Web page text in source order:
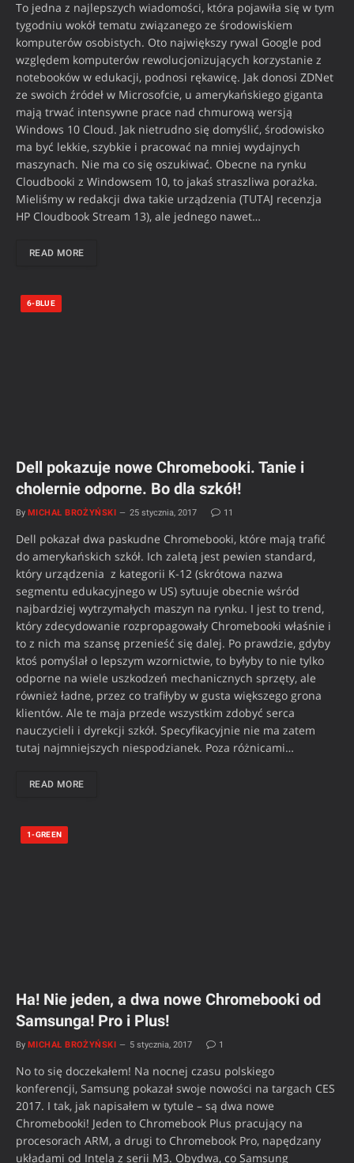
To jedna z najlepszych wiadomości, która pojawiła się w tym
tygodniu wokół tematu związanego ze środowiskiem
komputerów osobistych. Oto największy rywal Google pod
względem komputerów rewolucjonizujących korzystanie z
notebooków w edukacji, podnosi rękawicę. Jak donosi ZDNet
ze swoich źródeł w Microsofcie, u amerykańskiego giganta
mają trwać intensywne prace nad chmurową wersją
Windows 10 Cloud. Jak nietrudno się domyślić, środowisko
ma być lekkie, szybkie i pracować na mniej wydajnych
maszynach. Nie ma co się oszukiwać. Obecne na rynku
Cloudbooki z Windowsem 10, to jakaś straszliwa porażka.
Mieliśmy w redakcji dwa takie urządzenia (TUTAJ recenzja
HP Cloudbook Stream 13), ale jednego nawet…
READ MORE
6-BLUE
Dell pokazuje nowe Chromebooki. Tanie i
cholernie odporne. Bo dla szkół!
By MICHAŁ BROŻYŃSKI 25 stycznia, 2017 11
Dell pokazał dwa paskudne Chromebooki, które mają trafić
do amerykańskich szkół. Ich zaletą jest pewien standard,
który urządzenia z kategorii K-12 (skrótowa nazwa
segmentu edukacyjnego w US) sytuuje obecnie wśród
najbardziej wytrzymałych maszyn na rynku. I jest to trend,
który zdecydowanie rozpropagowały Chromebooki właśnie i
to z nich ma szansę przenieść się dalej. Po prawdzie, gdyby
ktoś pomyślał o lepszym wzornictwie, to byłyby to nie tylko
odporne na wiele uszkodzeń mechanicznych sprzęty, ale
również ładne, przez co trafiłyby w gusta większego grona
klientów. Ale te maja przede wszystkim zdobyć serca
nauczycieli i dyrekcji szkół. Specyfikacyjnie nie ma zatem
tutaj najmniejszych niespodzianek. Poza różnicami…
READ MORE
1-GREEN
Ha! Nie jeden, a dwa nowe Chromebooki od
Samsunga! Pro i Plus!
By MICHAŁ BROŻYŃSKI 5 stycznia, 2017 1
No to się doczekałem! Na nocnej czasu polskiego
konferencji, Samsung pokazał swoje nowości na targach CES
2017. I tak, jak napisałem w tytule – są dwa nowe
Chromebooki! Jeden to Chromebook Plus pracujący na
procesorach ARM, a drugi to Chromebook Pro, napędzany
układami od Intela z serii M3. Obydwa, co Samsung